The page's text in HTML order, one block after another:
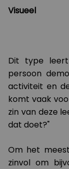
Visueel
Dit type
persoon
activiteit en
komt vaak
zin van deze
dat doet?"
Om het
zinvol om